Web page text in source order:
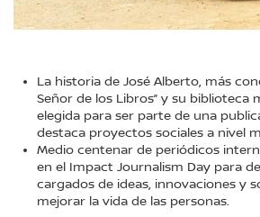
La historia de José Alberto, más
Señor de los Libros” y su biblioteca
elegida para ser parte de una
destaca proyectos sociales a nivel
Medio centenar de periódicos
en el Impact Journalism Day para
cargados de ideas, innovaciones y
mejorar la vida de las personas.